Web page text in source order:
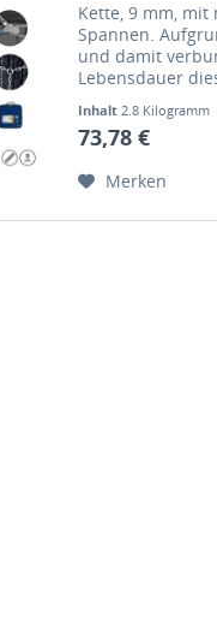
Kette, 9 mm, mit
Spannen.
und damit
Lebensdauer
bewältigen Sie
Situationen.
Inhalt2.8 Kilogramm
73,78 €
Merken